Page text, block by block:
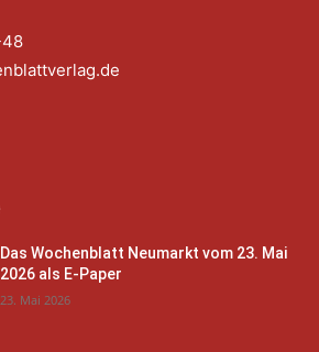
48
Das Wochenblatt Neumarkt vom 23. Mai
2026 als E-Paper
23. Mai 2026